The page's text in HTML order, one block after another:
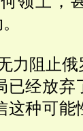
力阻止
已经放弃
这种可能